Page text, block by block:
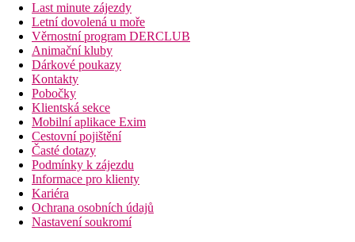
Last minute zájezdy
Letní dovolená u moře
Věrnostní program DERCLUB
Animační kluby
Dárkové poukazy
Kontakty
Pobočky
Klientská sekce
Mobilní aplikace Exim
Cestovní pojištění
Časté dotazy
Podmínky k zájezdu
Informace pro klienty
Kariéra
Ochrana osobních údajů
Nastavení soukromí